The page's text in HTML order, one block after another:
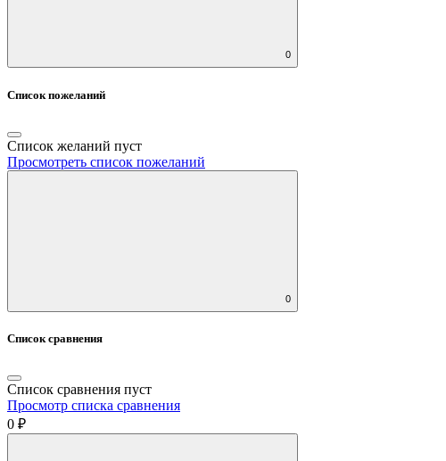
0
Список пожеланий
Список желаний пуст
Просмотреть список пожеланий
0
Список сравнения
Список сравнения пуст
Просмотр списка сравнения
0 ₽